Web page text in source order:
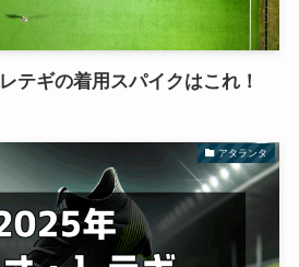
テギの着用スパイクはこれ！
アタランタ